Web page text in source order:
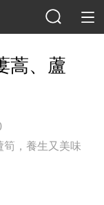
蒿、蘆
筍，養生又美味